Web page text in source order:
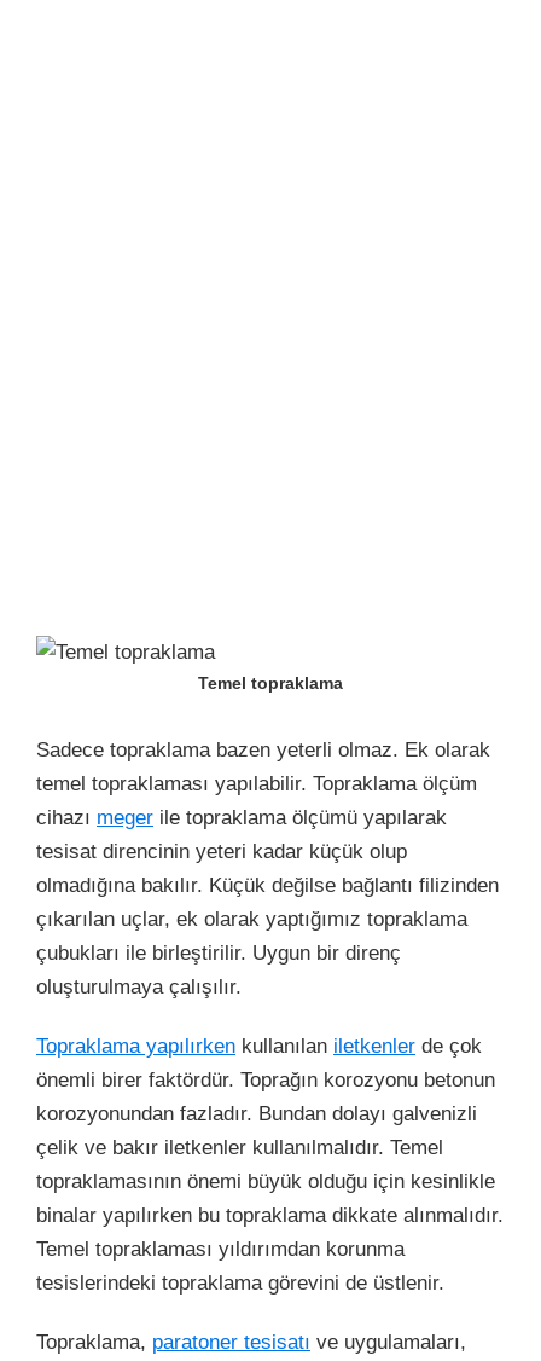
Temel topraklama
Sadece topraklama bazen yeterli olmaz. Ek olarak
temel topraklaması yapılabilir. Topraklama ölçüm
cihazı meger ile topraklama ölçümü yapılarak
tesisat direncinin yeteri kadar küçük olup
olmadığına bakılır. Küçük değilse bağlantı filizinden
çıkarılan uçlar, ek olarak yaptığımız topraklama
çubukları ile birleştirilir. Uygun bir direnç
oluşturulmaya çalışılır.
Topraklama yapılırken kullanılan iletkenler de çok
önemli birer faktördür. Toprağın korozyonu betonun
korozyonundan fazladır. Bundan dolayı galvenizli
çelik ve bakır iletkenler kullanılmalıdır. Temel
topraklamasının önemi büyük olduğu için kesinlikle
binalar yapılırken bu topraklama dikkate alınmalıdır.
Temel topraklaması yıldırımdan korunma
tesislerindeki topraklama görevini de üstlenir.
Topraklama, paratoner tesisatı ve uygulamaları,